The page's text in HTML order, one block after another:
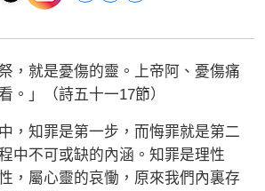
就是憂傷的靈。上帝阿、憂傷痛
。」（詩五十一17節）
知罪是第一步，而悔罪就是第二
中不可或缺的內涵。知罪是理性
，屬心靈的哀慟，原來我們內裏存